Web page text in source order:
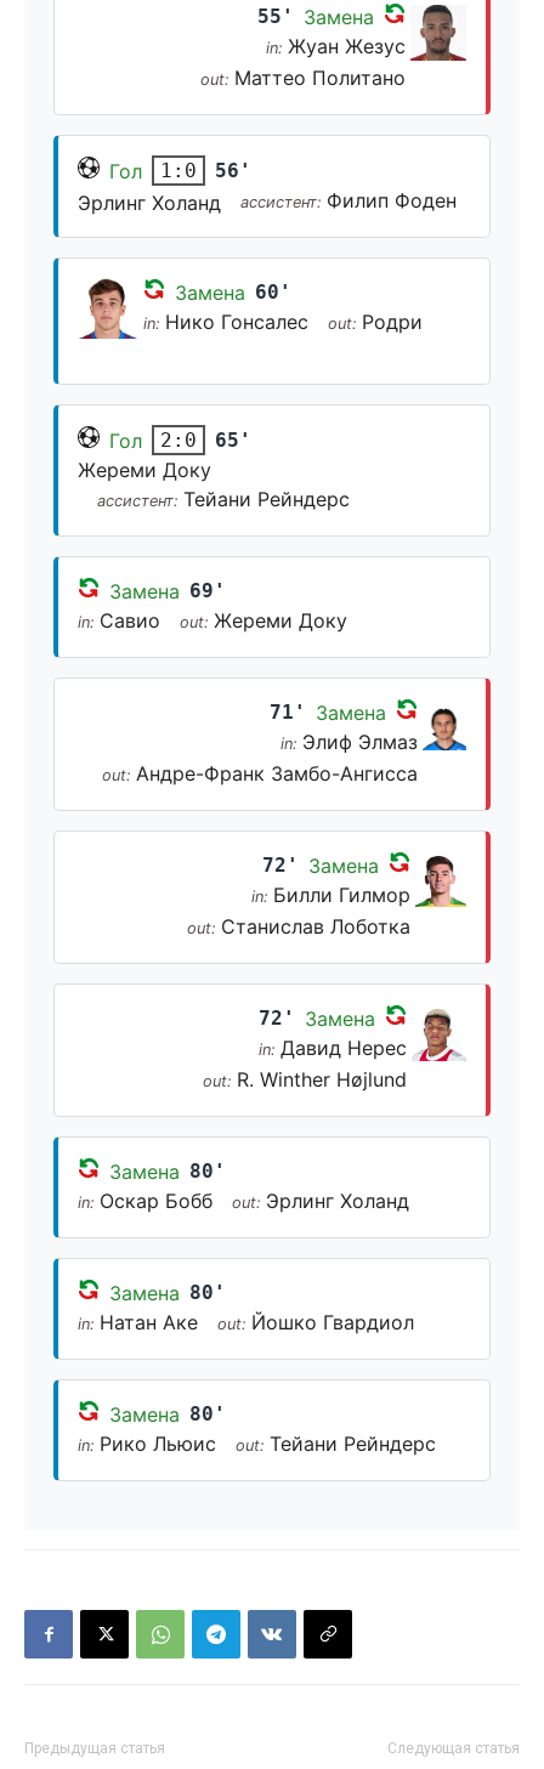
55' Замена
in: Жуан Жезус
out: Маттео Политано
Гол 1:0 56'
Эрлинг Холанд ассистент: Филип Фоден
Замена 60'
in: Нико Гонсалес out: Родри
Гол 2:0 65'
Жереми Доку
ассистент: Тейани Рейндерс
Замена 69'
in: Савио out: Жереми Доку
71' Замена
in: Элиф Элмаз
out: Андре-Франк Замбо-Ангисса
72' Замена
in: Билли Гилмор
out: Станислав Лоботка
72' Замена
in: Давид Нерес
out: R. Winther Højlund
Замена 80'
in: Оскар Бобб out: Эрлинг Холанд
Замена 80'
in: Натан Аке out: Йошко Гвардиол
Замена 80'
in: Рико Льюис out: Тейани Рейндерс
Предыдущая статья Следующая статья